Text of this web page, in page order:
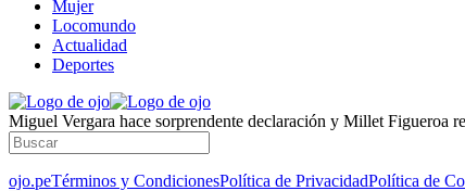
Mujer
Locomundo
Actualidad
Deportes
Miguel Vergara hace sorprendente declaración y Millet Figueroa
ojo.peTérminos y CondicionesPolítica de PrivacidadPolítica de